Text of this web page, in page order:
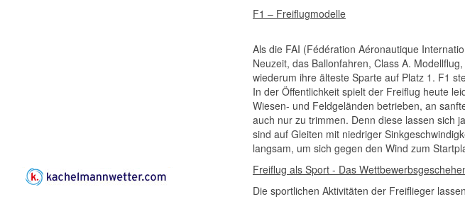
F1 – Freiflugmodelle
Als die FAI (Fédération Aéronautique
Neuzeit, das Ballonfahren, Class A.
wiederum ihre älteste Sparte auf Platz 1. F1
In der Öffentlichkeit spielt der Freiflug heute
Wiesen- und Feldgeländen betrieben, an
auch nur zu trimmen. Denn diese lassen sich
sind auf Gleiten mit niedriger
langsam, um sich gegen den Wind zum
Freiflug als Sport - Das
Die sportlichen Aktivitäten der Freiflieger